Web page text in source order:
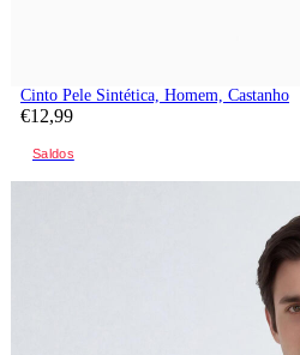
Cinto Pele Sintética, Homem, Castanho
€12,99
Saldos